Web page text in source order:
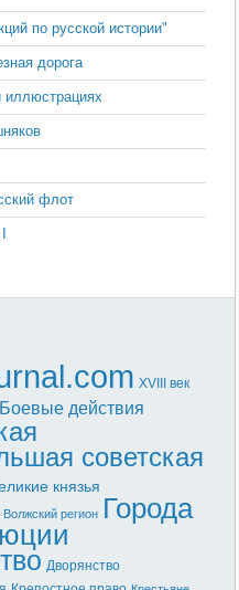
по русской истории"
дорога
иллюстрациях
флот
XVIII век
Боевые действия
советская
князья
Волжский регион Города
Дворянство